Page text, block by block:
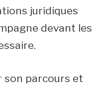
juridiques
devant les
son parcours et